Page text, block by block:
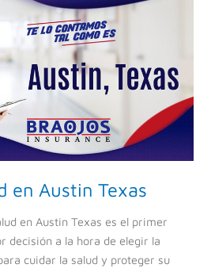
en Austin Texas
en Austin Texas es el primer
decisión a la hora de elegir la
cuidar la salud y proteger su